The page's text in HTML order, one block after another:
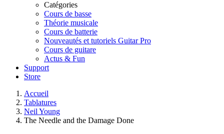
Catégories
Cours de basse
Théorie musicale
Cours de batterie
Nouveautés et tutoriels Guitar Pro
Cours de guitare
Actus & Fun
Support
Store
Accueil
Tablatures
Neil Young
The Needle and the Damage Done